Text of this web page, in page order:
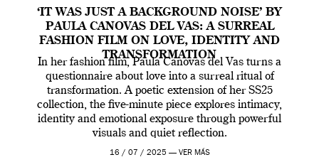
‘IT WAS JUST A BACKGROUND NOISE’ BY
PAULA CANOVAS DEL VAS: A SURREAL
FASHION FILM ON LOVE, IDENTITY AND
TRANSFORMATION
In her fashion film, Paula Canovas del Vas turns a
questionnaire about love into a surreal ritual of
transformation. A poetic extension of her SS25
collection, the five-minute piece explores intimacy,
identity and emotional exposure through powerful
visuals and quiet reflection.
16 / 07 / 2025 — VER MÁS